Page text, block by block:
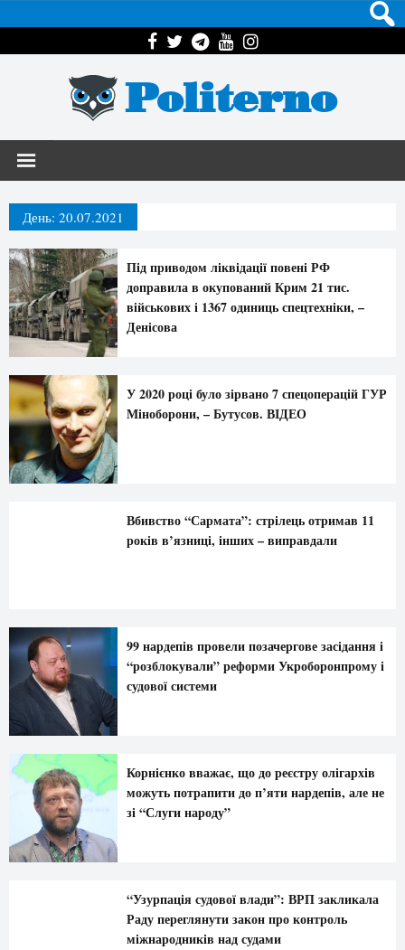
Politerno
День: 20.07.2021
Під приводом ліквідації повені РФ
доправила в окупований Крим 21 тис.
військових і 1367 одиниць спецтехніки, –
Денісова
У 2020 році було зірвано 7 спецоперацій ГУР
Міноборони, – Бутусов. ВІДЕО
Вбивство “Сармата”: стрілець отримав 11
років в’язниці, інших – виправдали
99 нардепів провели позачергове засідання і
“розблокували” реформи Укроборонпрому і
судової системи
Корнієнко вважає, що до реєстру олігархів
можуть потрапити до п’яти нардепів, але не
зі “Слуги народу”
“Узурпація судової влади”: ВРП закликала
Раду переглянути закон про контроль
міжнародників над судами